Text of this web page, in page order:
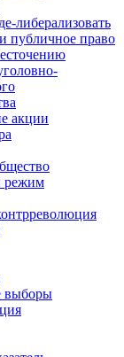
либерализовать
публичное право
акции
режим
выборы